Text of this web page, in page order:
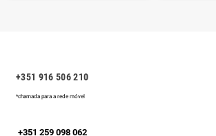
+351 916 506 210
*chamada para a rede móvel
+351 259 098 062